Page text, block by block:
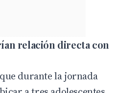
relación directa con
durante la jornada